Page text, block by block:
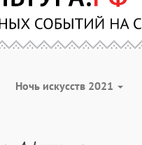
Ночь искусств 2021